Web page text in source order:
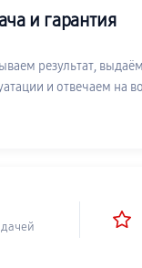
и гарантия
результат,
и отвечаем на